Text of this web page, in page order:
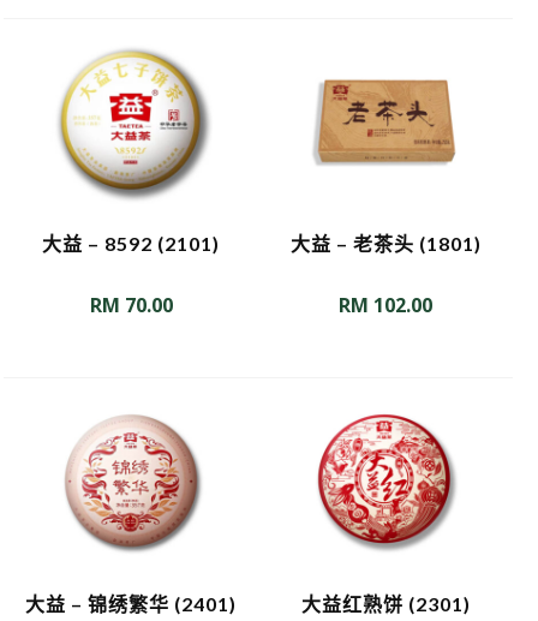
大益 – 8592 (2101)
RM 70.00
大益 – 老茶头 (1801)
RM 102.00
大益 – 锦绣繁华 (2401) 大益红熟饼 (2301)